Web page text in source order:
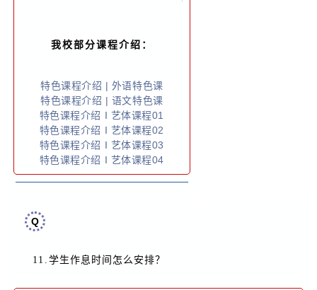
我校部分课程介绍：
特色课程介绍 | 外语特色课
特色课程介绍 | 语文特色课
特色课程介绍 I 艺体课程01
特色课程介绍 I 艺体课程02
特色课程介绍 I 艺体课程03
特色课程介绍 I 艺体课程04
Q
11. 学生作息时间怎么安排？